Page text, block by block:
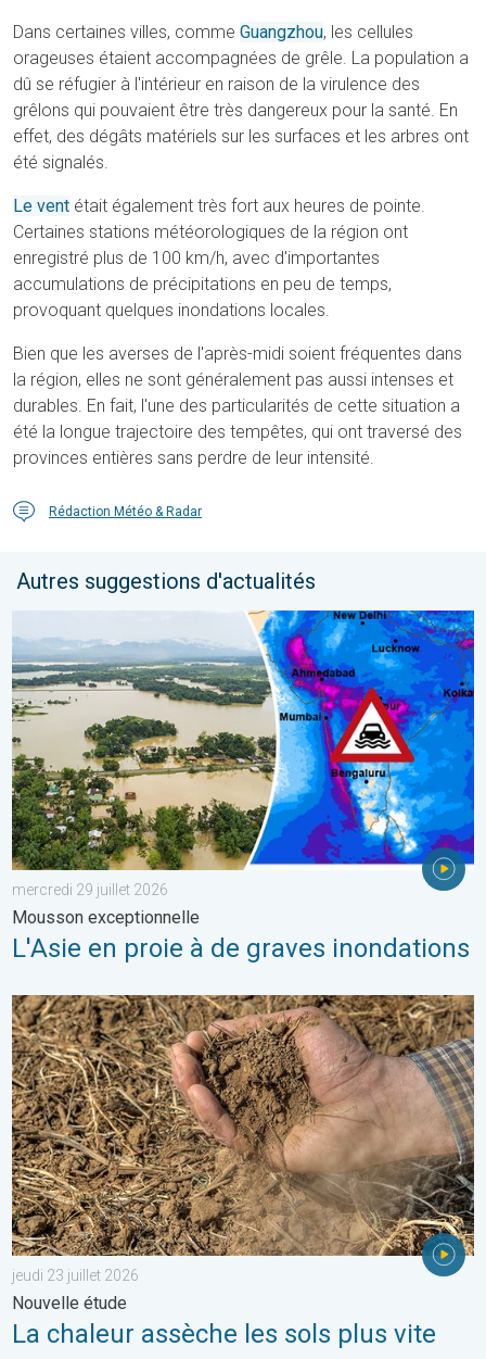
Dans certaines villes, comme Guangzhou, les cellules
orageuses étaient accompagnées de grêle. La population a
dû se réfugier à l'intérieur en raison de la virulence des
grêlons qui pouvaient être très dangereux pour la santé. En
effet, des dégâts matériels sur les surfaces et les arbres ont
été signalés.
Le vent était également très fort aux heures de pointe.
Certaines stations météorologiques de la région ont
enregistré plus de 100 km/h, avec d'importantes
accumulations de précipitations en peu de temps,
provoquant quelques inondations locales.
Bien que les averses de l'après-midi soient fréquentes dans
la région, elles ne sont généralement pas aussi intenses et
durables. En fait, l'une des particularités de cette situation a
été la longue trajectoire des tempêtes, qui ont traversé des
provinces entières sans perdre de leur intensité.
Rédaction Météo & Radar
Autres suggestions d'actualités
L'Asie en proie à de graves inondations. Mousson
mercredi 29 juillet 2026
Mousson exceptionnelle
L'Asie en proie à de graves inondations
La chaleur assèche les sols plus vite. Nouvelle étude. . . jeudi
jeudi 23 juillet 2026
Nouvelle étude
La chaleur assèche les sols plus vite